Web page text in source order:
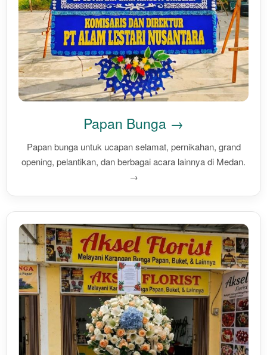
Papan Bunga →
Papan bunga untuk ucapan selamat, pernikahan, grand
opening, pelantikan, dan berbagai acara lainnya di Medan.
→